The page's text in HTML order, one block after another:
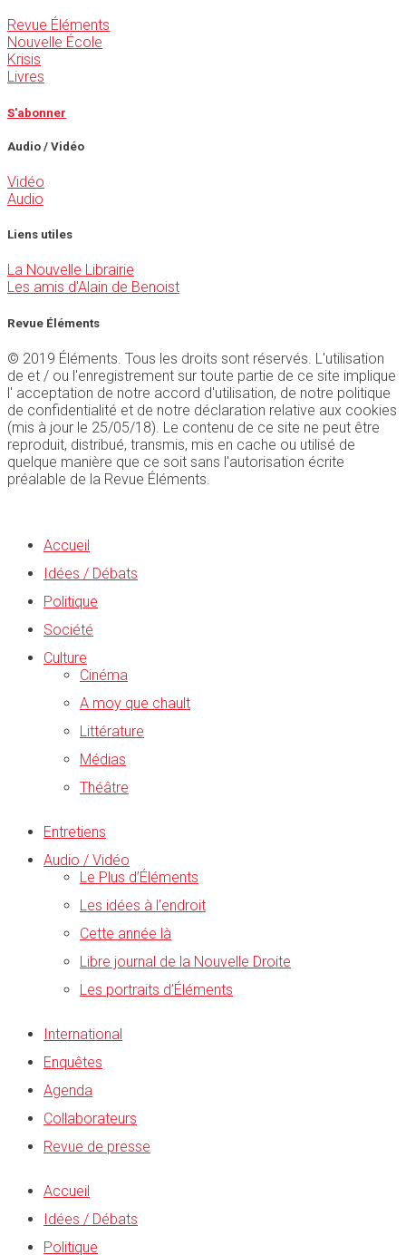
Revue Éléments
Nouvelle École
Krisis
Livres
S'abonner
Audio / Vidéo
Vidéo
Audio
Liens utiles
La Nouvelle Librairie
Les amis d'Alain de Benoist
Revue Éléments
© 2019 Éléments. Tous les droits sont réservés. L'utilisation
de et / ou l'enregistrement sur toute partie de ce site implique
l' acceptation de notre accord d'utilisation, de notre politique
de confidentialité et de notre déclaration relative aux cookies
(mis à jour le 25/05/18). Le contenu de ce site ne peut être
reproduit, distribué, transmis, mis en cache ou utilisé de
quelque manière que ce soit sans l'autorisation écrite
préalable de la Revue Éléments.
Accueil
Idées / Débats
Politique
Société
Culture
Cinéma
A moy que chault
Littérature
Médias
Théâtre
Entretiens
Audio / Vidéo
Le Plus d’Éléments
Les idées à l’endroit
Cette année là
Libre journal de la Nouvelle Droite
Les portraits d’Éléments
International
Enquêtes
Agenda
Collaborateurs
Revue de presse
Accueil
Idées / Débats
Politique